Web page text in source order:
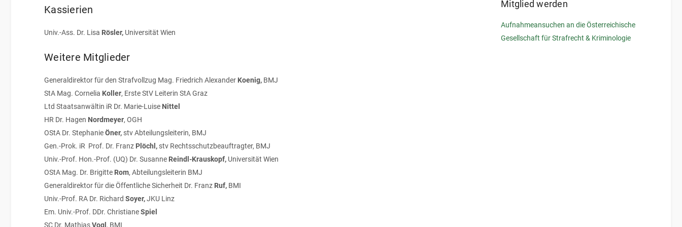
Kassierien
Univ.-Ass. Dr. Lisa Rösler, Universität Wien
Weitere Mitglieder
Generaldirektor für den Strafvollzug Mag. Friedrich Alexander Koenig, BMJ
StA Mag. Cornelia Koller, Erste StV Leiterin StA Graz
Ltd Staatsanwältin iR Dr. Marie-Luise Nittel
HR Dr. Hagen Nordmeyer, OGH
OStA Dr. StephanieÖner, stv Abteilungsleiterin, BMJ
Gen.-Prok. iR Prof. Dr. Franz Plöchl, stv Rechtsschutzbeauftragter, BMJ
Univ.-Prof. Hon.-Prof. (UQ) Dr. Susanne Reindl-Krauskopf, Universität Wien
OStA Mag. Dr. Brigitte Rom, Abteilungsleiterin BMJ
Generaldirektor für die Öffentliche Sicherheit Dr. Franz Ruf, BMI
Univ.-Prof. RA Dr. Richard Soyer,JKU Linz
Em. Univ.-Prof. DDr. ChristianeSpiel
SC Dr. MathiasVogl , BMI
Mitglied werden
Aufnahmeansuchen an die Österreichische
Gesellschaft für Strafrecht & Kriminologie